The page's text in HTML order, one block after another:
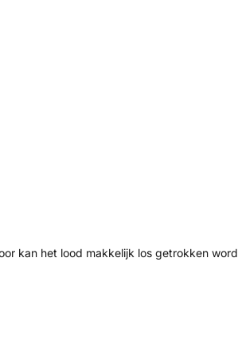
kan het lood makkelijk los getrokken